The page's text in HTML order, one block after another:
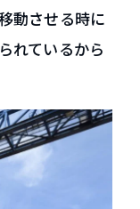
動させる時に
れているから